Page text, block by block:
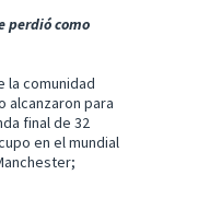
perdió como
la comunidad
alcanzaron para
final de 32
en el mundial